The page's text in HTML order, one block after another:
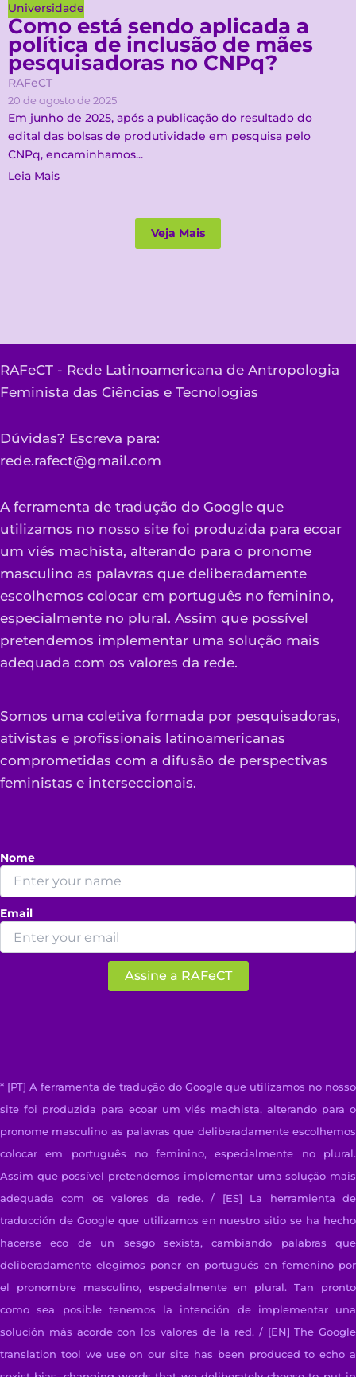
Universidade
Como está sendo aplicada a
política de inclusão de mães
pesquisadoras no CNPq?
RAFeCT
20 de agosto de 2025
Em junho de 2025, após a publicação do resultado do
edital das bolsas de produtividade em pesquisa pelo
CNPq, encaminhamos...
Leia Mais
Veja Mais
RAFeCT - Rede Latinoamericana de Antropologia
Feminista das Ciências e Tecnologias
Dúvidas? Escreva para:
rede.rafect@gmail.com
A ferramenta de tradução do Google que
utilizamos no nosso site foi produzida para ecoar
um viés machista, alterando para o pronome
masculino as palavras que deliberadamente
escolhemos colocar em português no feminino,
especialmente no plural. Assim que possível
pretendemos implementar uma solução mais
adequada com os valores da rede.
Somos uma coletiva formada por pesquisadoras,
ativistas e profissionais latinoamericanas
comprometidas com a difusão de perspectivas
feministas e interseccionais.
Nome
Email
* [PT] A ferramenta de tradução do Google que utilizamos no nosso
site foi produzida para ecoar um viés machista, alterando para o
pronome masculino as palavras que deliberadamente escolhemos
colocar em português no feminino, especialmente no plural.
Assim que possível pretendemos implementar uma solução mais
adequada com os valores da rede. / [ES] La herramienta de
traducción de Google que utilizamos en nuestro sitio se ha hecho
hacerse eco de un sesgo sexista, cambiando palabras que
deliberadamente elegimos poner en portugués en femenino por
el pronombre masculino, especialmente en plural. Tan pronto
como sea posible tenemos la intención de implementar una
solución más acorde con los valores de la red. / [EN]The Google
translation tool we use on our site has been produced to echo a